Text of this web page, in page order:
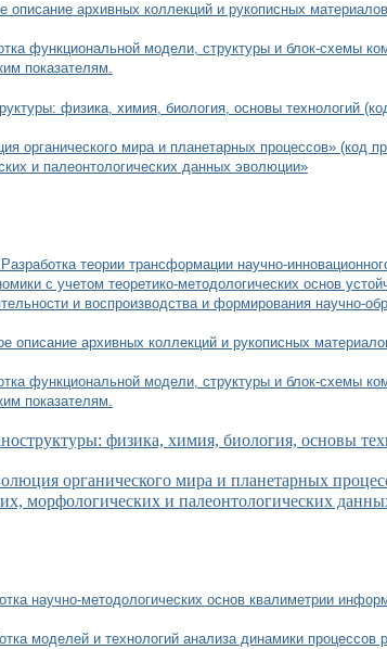
архивных коллекций и рукописных
функциональной модели, структуры и блок-схемы
показателям.
физика, химия, биология, основы технологий
органического мира и планетарных процессов» (код
и палеонтологических данных эволюции»
теории трансформации научно-
с учетом теоретико-методологических основ
и воспроизводства и формирования научно-
архивных коллекций и рукописных
функциональной модели, структуры и блок-схемы
показателям.
физика, химия, биология, основы
органического мира и планетарных
морфологических и палеонтологических
научно-методологических основ квалиметрии
моделей и технологий анализа динамики процессов